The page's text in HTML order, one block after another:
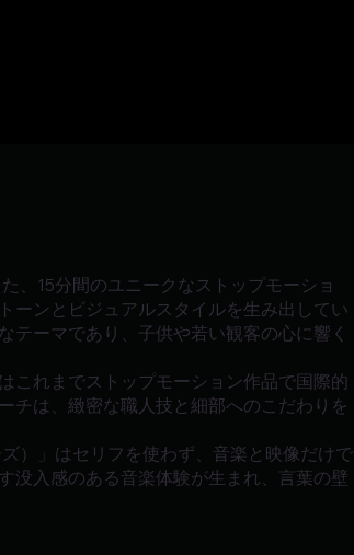
、15分間のユニークなストップモーショ
ーンとビジュアルスタイルを生み出してい
テーマであり、子供や若い観客の心に響く
これまでストップモーション作品で国際的
チは、緻密な職人技と細部へのこだわりを
）」はセリフを使わず、音楽と映像だけで
没入感のある音楽体験が生まれ、言葉の壁